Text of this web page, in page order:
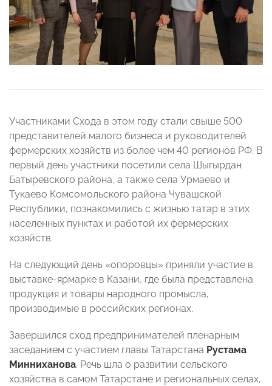
Участниками Схода в этом году стали свыше 500
представителей малого бизнеса и руководителей
фермерских хозяйств из более чем 40 регионов РФ. В
первый день участники посетили села Шыгырдан
Батыревского района, а также села Урмаево и
Тукаево Комсомольского района Чувашской
Республики, познакомились с жизнью татар в этих
населенных пунктах и работой их фермерских
хозяйств.
На следующий день «опоровцы» приняли участие в
выставке-ярмарке в Казани, где была представлена
продукция и товары народного промысла,
производимые в российских регионах.
Завершился сход предпринимателей пленарным
заседанием с участием главы Татарстана Рустама
Минниханова. Речь шла о развитии сельского
хозяйства в самом Татарстане и региональных селах,